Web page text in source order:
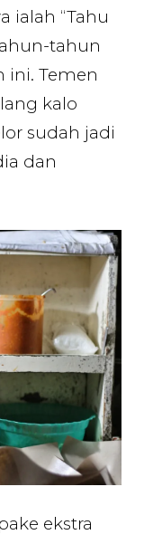
ialah “Tahu
tahun
ini. Temen
kalo
sudah jadi
dan
ekstra